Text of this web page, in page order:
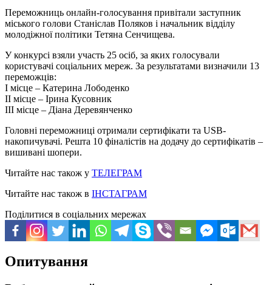
Переможниць онлайн-голосування привітали заступник
міського голови Станіслав Поляков і начальник відділу
молодіжної політики Тетяна Сенчищева.
У конкурсі взяли участь 25 осіб, за яких голосували
користувачі соціальних мереж. За результатами визначили 13
переможців:
І місце – Катерина Лободенко
II місце – Ірина Кусовник
III місце – Діана Деревянченко
Головні переможниці отримали сертифікати та USB-
накопичувачі. Решта 10 фіналістів на додачу до сертифікатів –
вишивані шопери.
Читайте нас також у ТЕЛЕГРАМ
Читайте нас також в ІНСТАГРАМ
Поділитися в соціальних мережах
Опитування